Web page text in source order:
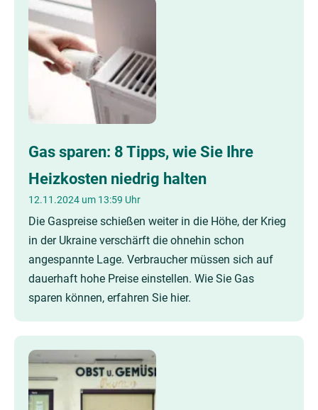
Gas sparen: 8 Tipps, wie Sie Ihre
Heizkosten niedrig halten
12.11.2024 um 13:59 Uhr
Die Gaspreise schießen weiter in die Höhe, der Krieg
in der Ukraine verschärft die ohnehin schon
angespannte Lage. Verbraucher müssen sich auf
dauerhaft hohe Preise einstellen. Wie Sie Gas
sparen können, erfahren Sie hier.